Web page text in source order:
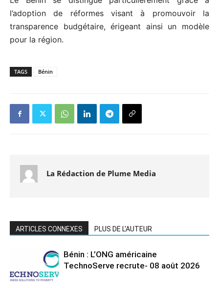
l’adoption de réformes visant à promouvoir la
transparence budgétaire, érigeant ainsi un modèle
pour la région.
TAGS Bénin
La Rédaction de Plume Media
ARTICLES CONNEXES PLUS DE L'AUTEUR
Bénin : L’ONG américaine
TechnoServe recrute- 08 août 2026